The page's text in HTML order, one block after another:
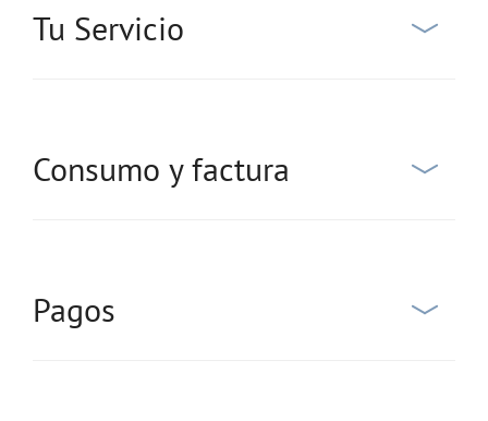
Tu Servicio
Consumo y factura
Pagos